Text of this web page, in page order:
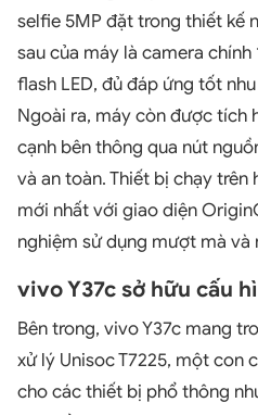
selfie 5MP đặt trong thiết kế
sau của máy là camera
flash LED, đủ đáp ứng tốt
Ngoài ra, máy còn được tích
cạnh bên thông qua nút
và an toàn. Thiết bị chạy trên
mới nhất với giao diện
nghiệm sử dụng mượt mà và
vivo Y37c sở hữu cấu
Bên trong, vivo Y37c mang
xử lý Unisoc T7225, một con
cho các thiết bị phổ thông